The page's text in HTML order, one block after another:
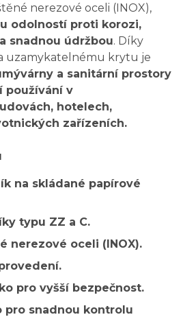
nerezové oceli (INOX),
odolností proti korozi,
snadnou údržbou. Díky
uzamykatelnému krytu je
a sanitární prostory
používání v
hotelech,
zařízeních.
na skládané papírové
typu ZZ a C.
nerezové oceli (INOX).
pro vyšší bezpečnost.
pro snadnou kontrolu